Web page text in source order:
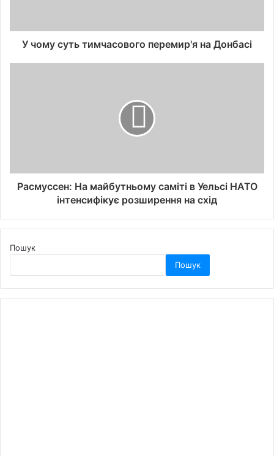
У чому суть тимчасового перемир'я на Донбасі
Расмуссен: На майбутньому саміті в Уельсі НАТО
інтенсифікує розширення на схід
Пошук
Пошук